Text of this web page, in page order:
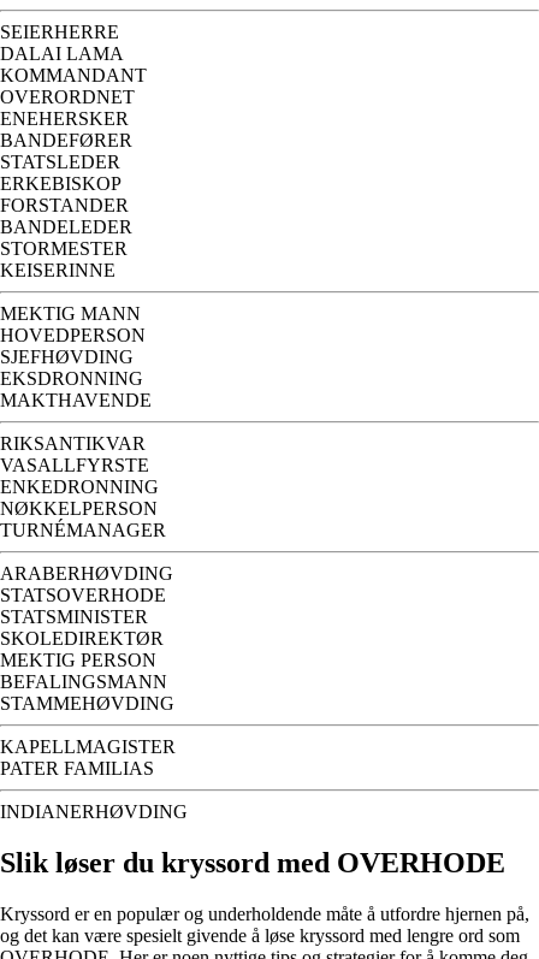
SEIERHERRE
DALAI LAMA
KOMMANDANT
OVERORDNET
ENEHERSKER
BANDEFØRER
STATSLEDER
ERKEBISKOP
FORSTANDER
BANDELEDER
STORMESTER
KEISERINNE
MEKTIG MANN
HOVEDPERSON
SJEFHØVDING
EKSDRONNING
MAKTHAVENDE
RIKSANTIKVAR
VASALLFYRSTE
ENKEDRONNING
NØKKELPERSON
TURNÉMANAGER
ARABERHØVDING
STATSOVERHODE
STATSMINISTER
SKOLEDIREKTØR
MEKTIG PERSON
BEFALINGSMANN
STAMMEHØVDING
KAPELLMAGISTER
PATER FAMILIAS
INDIANERHØVDING
Slik løser du kryssord med OVERHODE
Kryssord er en populær og underholdende måte å utfordre hjernen på,
og det kan være spesielt givende å løse kryssord med lengre ord som